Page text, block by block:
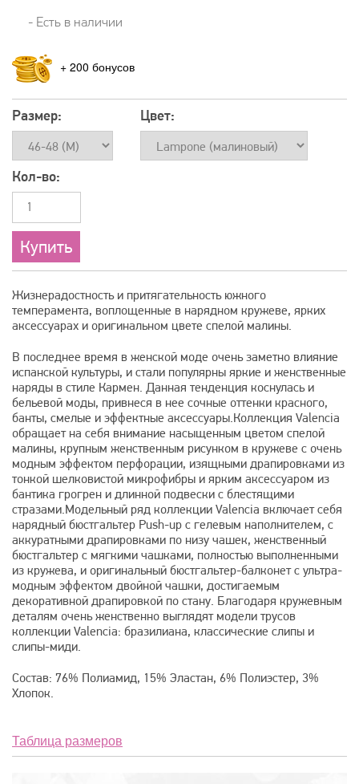
- Есть в наличии
+ 200
Размер: Цвет:
Кол-во:
Жизнерадостность и притягательность южного
темперамента, воплощенные в нарядном кружеве, ярких
аксессуарах и оригинальном цвете спелой малины.
В последнее время в женской моде очень заметно влияние
испанской культуры, и стали популярны яркие и женственные
наряды в стиле Кармен. Данная тенденция коснулась и
бельевой моды, привнеся в нее сочные оттенки красного,
банты, смелые и эффектные аксессуары.Коллекция Valencia
обращает на себя внимание насыщенным цветом спелой
малины, крупным женственным рисунком в кружеве с очень
модным эффектом перфорации, изящными драпировками из
тонкой шелковистой микрофибры и ярким аксессуаром из
бантика грогрен и длинной подвески с блестящими
стразами.Модельный ряд коллекции Valencia включает себя
нарядный бюстгальтер Push-up c гелевым наполнителем, с
аккуратными драпировками по низу чашек, женственный
бюстгальтер с мягкими чашками, полностью выполненными
из кружева, и оригинальный бюстгальтер-балконет с ультра-
модным эффектом двойной чашки, достигаемым
декоративной драпировкой по стану. Благодаря кружевным
деталям очень женственно выглядят модели трусов
коллекции Valencia: бразилиана, классические слипы и
слипы-миди.
Состав: 76% Полиамид, 15% Эластан, 6% Полиэстер, 3%
Хлопок.
Таблица размеров